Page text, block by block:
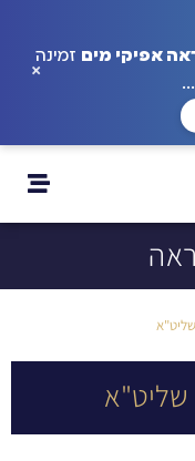
אפיקי מים זמינה
×
שליט"א